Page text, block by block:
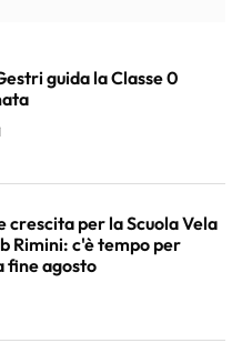
guida la Classe 0
crescita per la Scuola Vela
Rimini: c'è tempo per
fine agosto